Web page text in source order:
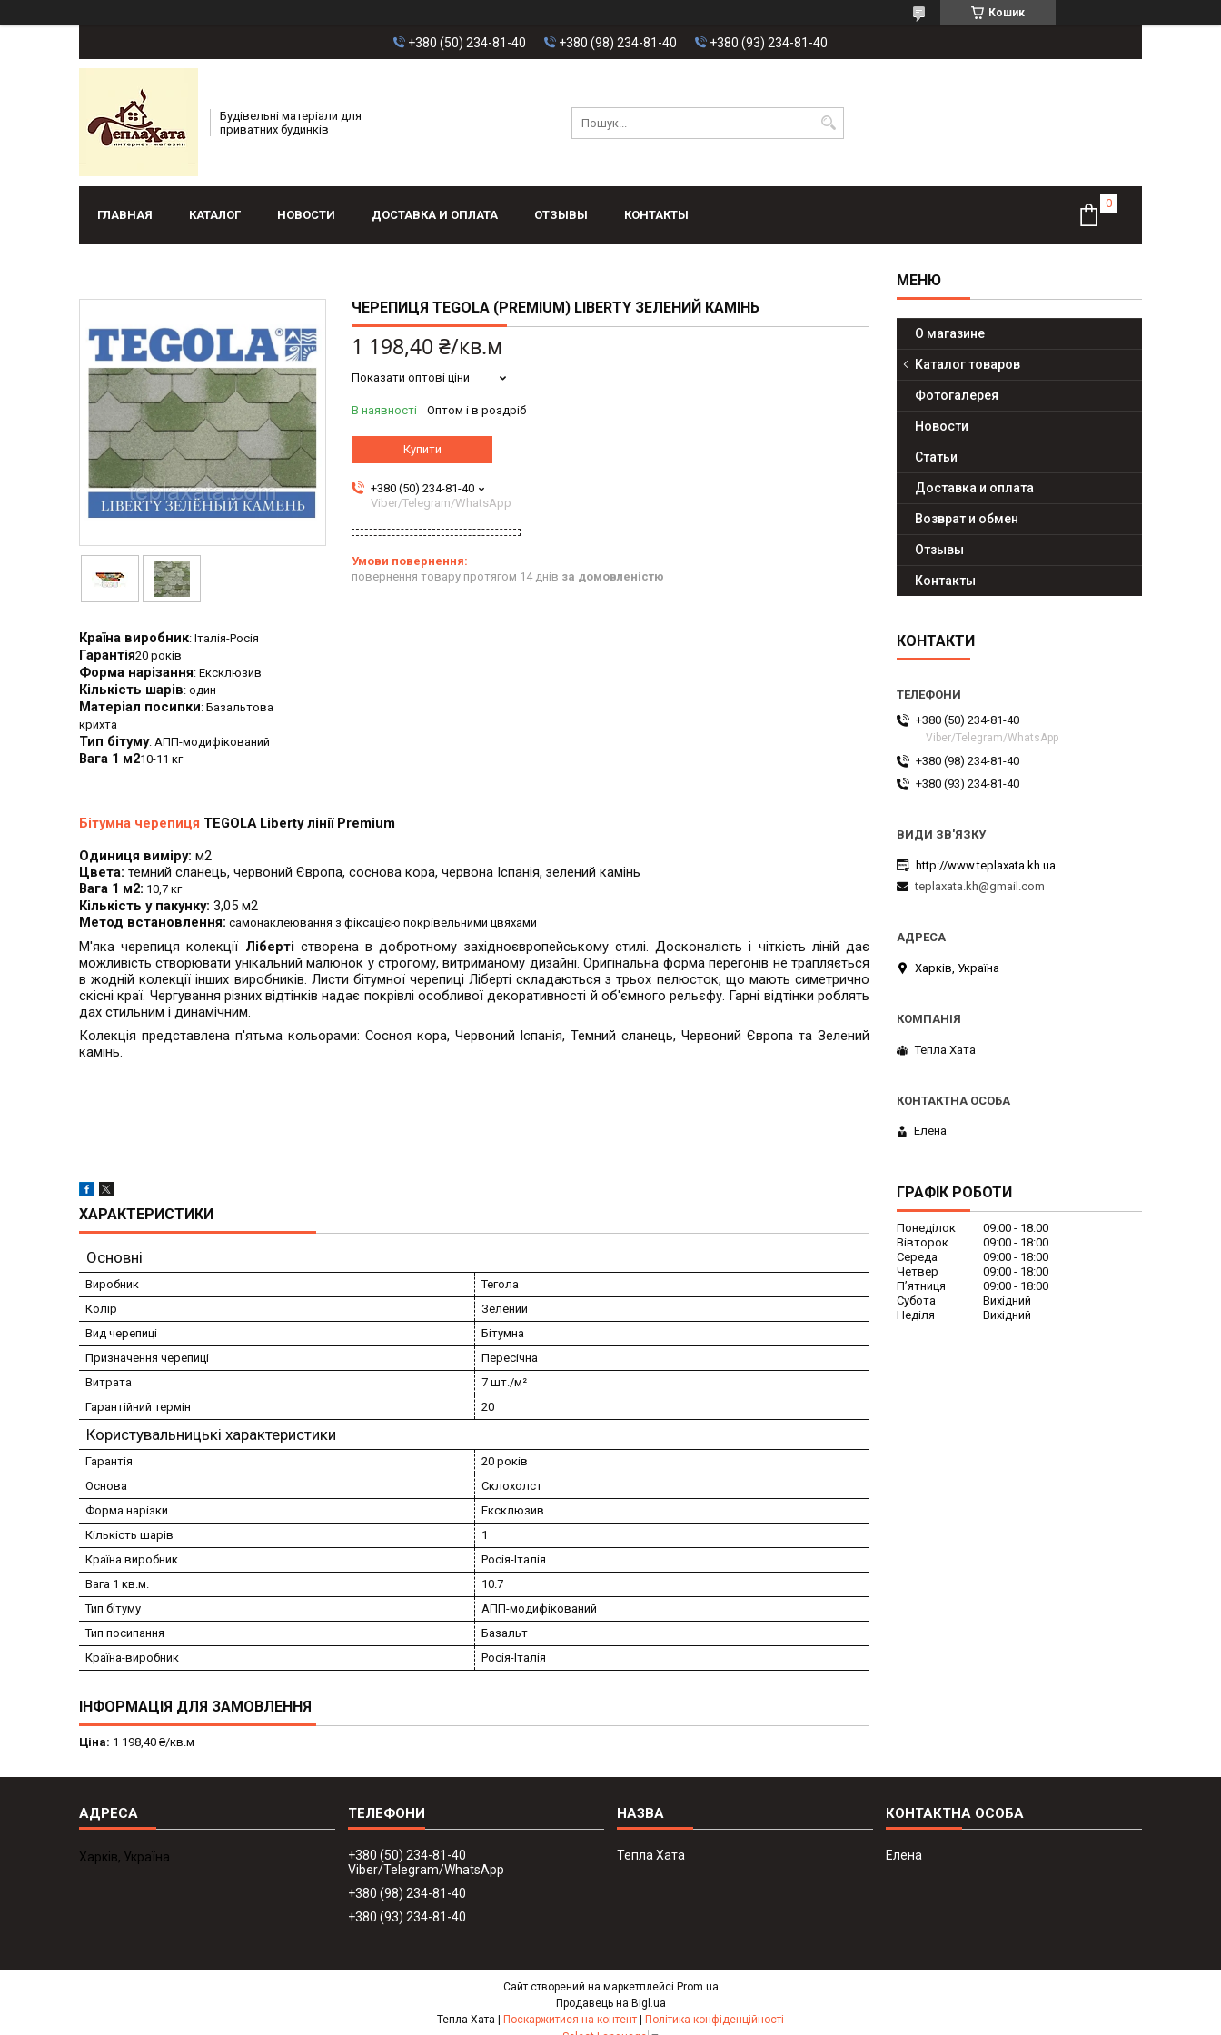
Кошик
+380 (50) 234-81-40 +380 (98) 234-81-40 +380 (93) 234-81-40
Будівельні матеріали для
приватних будинків
ГЛАВНАЯ КАТАЛОГ НОВОСТИ ДОСТАВКА И ОПЛАТА ОТЗЫВЫ КОНТАКТЫ
ЧЕРЕПИЦЯ TEGOLA (PREMIUM) LIBERTY ЗЕЛЕНИЙ КАМІНЬ
1 198,40 ₴/кв.м
Показати оптові ціни
В наявності Оптом і в роздріб
Купити
+380 (50) 234-81-40
Viber/Telegram/WhatsApp
повернення товару протягом 14 днів за домовленістю
Країна виробник: Італія-Росія
Гарантія20 років
Форма нарізання: Ексклюзив
Кількість шарів: один
Матеріал посипки: Базальтова
крихта
Тип бітуму: АПП-модифікований
Вага 1 м210-11 кг
Бітумна черепиця TEGOLA Libertyлінії Premium
Одиниця виміру: м2
Цвета: темний сланець, червоний Європа, соснова кора, червона Іспанія, зелений камінь
Вага 1 м2: 10,7 кг
Кількість у пакунку: 3,05 м2
Метод встановлення: самонаклеювання з фіксацією покрівельними цвяхами
М'яка черепиця колекції Ліберті створена в добротному західноєвропейському стилі. Досконалість і чіткість ліній дає
можливість створювати унікальний малюнок у строгому, витриманому дизайні. Оригінальна форма перегонів не трапляється
в жодній колекції інших виробників. Листи бітумної черепиці Ліберті складаються з трьох пелюсток, що мають симетрично
скісні краї. Чергування різних відтінків надає покрівлі особливої декоративності й об'ємного рельєфу. Гарні відтінки роблять
дах стильним і динамічним.
Колекція представлена п'ятьма кольорами: Сосноя кора, Червоний Іспанія, Темний сланець, Червоний Європа та Зелений
камінь.
ХАРАКТЕРИСТИКИ
Основні
Виробник
Тегола
Колір
Зелений
Вид черепиці
Бітумна
Призначення черепиці
Пересічна
Витрата
7 шт./м²
Гарантійний термін
20
Користувальницькі характеристики
Гарантія
20 років
Основа
Склохолст
Форма нарізки
Ексклюзив
Кількість шарів
1
Країна виробник
Росія-Італія
Вага 1 кв.м.
10.7
Тип бітуму
АПП-модифікований
Тип посипання
Базальт
Країна-виробник
Росія-Італія
ІНФОРМАЦІЯ ДЛЯ ЗАМОВЛЕННЯ
Ціна: 1 198,40 ₴/кв.м
О магазине
Каталог товаров
Фотогалерея
Новости
Статьи
Доставка и оплата
Возврат и обмен
Отзывы
Контакты
КОНТАКТИ
+380 (50) 234-81-40
Viber/Telegram/WhatsApp
+380 (98) 234-81-40
+380 (93) 234-81-40
http://www.teplaxata.kh.ua
teplaxata.kh@gmail.com
Харків, Україна
Тепла Хата
Елена
ГРАФІК РОБОТИ
Понеділок 09:00
18:00
Вівторок
09:00
18:00
Середа
09:00
18:00
Четвер
09:00
18:00
Пʼятниця
09:00
18:00
Субота
Вихідний
Неділя
Вихідний
Харків, Україна
+380 (50) 234-81-40
Viber/Telegram/WhatsApp
+380 (98) 234-81-40
+380 (93) 234-81-40
Тепла Хата Елена
Сайт створений на маркетплейсі Prom.ua
Продавець на Bigl.ua
Поскаржитися на контент
Політика конфіденційності